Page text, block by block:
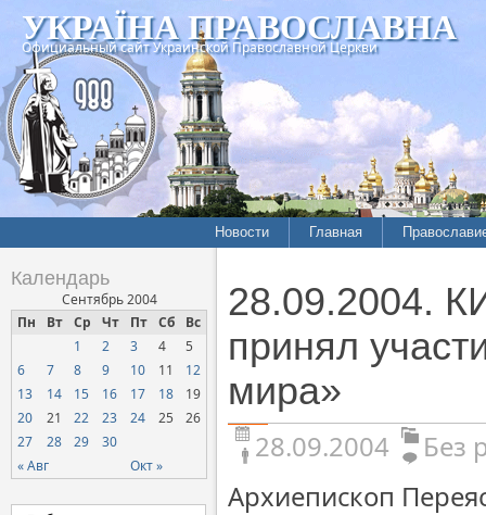
УКРАЇНА ПРАВОСЛАВНА
Официальный сайт Украинской Православной Церкви
Новости Главная
Календарь
Сентябрь 2004
Пн
Вт Ср Чт Пт Сб Вс
« Авг Окт »
1 2 3 4
5
6
7 8 9 10 11
12
13
14 15 16 17 18
19
20
21 22 23 24 25
26
27
28 29 30
28.09.2004.
принял
мира»
28.09.2004
Без
Архиепископ